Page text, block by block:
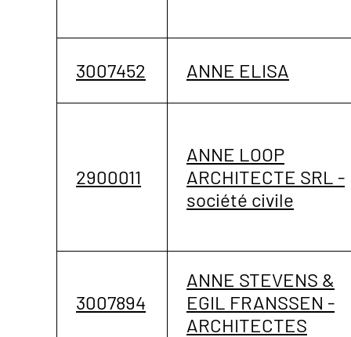
3007452 ANNE ELISA
2900011
ANNE LOOP
ARCHITECTE SRL -
société civile
3007894
ANNE STEVENS &
EGIL FRANSSEN -
ARCHITECTES